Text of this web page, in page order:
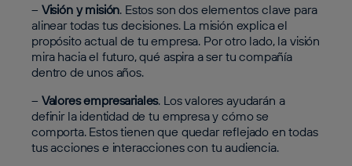
– Visión y misión. Estos son dos elementos clave para
alinear todas tus decisiones. La misión explica el
propósito actual de tu empresa. Por otro lado, la visión
mira hacia el futuro, qué aspira a ser tu compañía
dentro de unos años.
– Valores empresariales. Los valores ayudarán a
definir la identidad de tu empresa y cómo se
comporta. Estos tienen que quedar reflejado en todas
tus acciones e interacciones con tu audiencia.